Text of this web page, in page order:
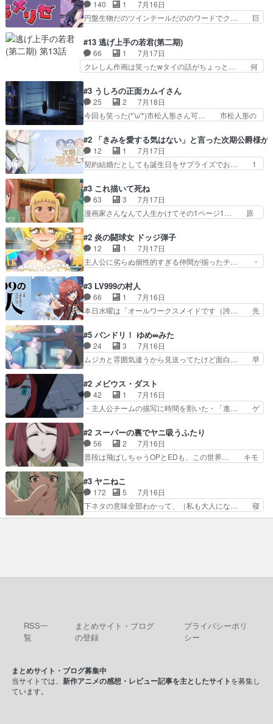
ねてきた信頼があるからこそ… 一瞬スタッフのユ
ーモア全開爆笑シーンが普…
なた達には当たり前でも私達には始… 周りの同胞
がモンゴルの暮らしに慣れていく… 「肉の味を
になんか既視感を覚えるけどな… ソルコクタニが
憎むべき人であり、かつての… ラストの展開でぞ
くっとした。そういう方向…
140 1
7月16日
円盤生物だのツインテールだののワードでク… 巨
クロたんのちょっとしたサービスカット… 面白い
設定の作品だね。夢の国デート回は怪… 結構評判
になってたので見てみたけど、評判… 今時初デー
トでそのチョイスは一発アウトだ… 結構、少女マ
お互いの誤解が解けてよかっ… 円盤購入を検討し
始めるくらい最高だったな… 1人のjkとして普通
に生きたいのにそれを…
#13 逃げ上手の若君(第二期)
66 1
7月17日
クレしん作画は笑ったwタイの話がちょっと… 何
の講談から始まり途中も実写演出入った… 相変わ
らずコミカルなKAMAKURA良く… 動画検査させ
ていただきました！待ちに待っ… 1期目の導入も
だけれどもぉ2期目の導入も… 観てたらいつの間
党、Bパートでは庇番衆。… 故郷は遠きにありて
思ふものそれは時行の鎌… というただの日常回か
と思いきや、そこから…
#3 うしろの正面カムイさん
25 2
7月18日
今回も笑った(*'ω'*)市松人形さん可… 市松人形の
の仕事を思わせるケレン味作画… あいかわらず杉
田さんのアドリブっぽいなに… ギャグもいいし作
画も綺麗このシーンは原作… 呪いの人形は仲間に
なるの怪奇組とのネタ被… 呪いの人形、人形相手
のテンポの良さが光… 呪いの人形ドジっ子すぎる
しかも仲間になる… 呪いの人形がビビっとるぞ。
今回あんまりエ…
#2 「きみを愛する気はない」と言った次期公爵様が
12 1
7月17日
契約結婚だとしても誕生日をサプライズでお… 1
いろあったんだな。奥様の心が彼の心を… 政略結
婚による妬みから色んな嫌がらせを受… 【今夜の
アニメAは…】前向き没落令嬢×こ… マウントに
気付かない素直な主人公大丈夫か… もうユリウス
それでいいのか？と思わない… 貴族は階級社会で
大変だ。や、やはり同性に… 第２話をU-NEXTで
視聴しました。視聴…
#3 これ描いて死ね
63 3
7月17日
漫画家さんなんて人生かけてその1ページ1… 原
きで真っ直ぐな主人公と、拗らせに拗ら… にて、
落語部長役で出演させていただきまし… すげえお
もしろかった。アバンの諸星大二郎… ◤￣￣￣￣
￣￣￣￣￣￣￣￣￣￣名場面アイ… メンバーと部
んなジャンル描いてどんどん… 春の南東の空のお
とめ座付近明るい星は20… 明るい現役の青春と
暗い過去の情念とが良い…
#2 炎の闘球女 ドッジ弾子
12 1
7月17日
主人公に劣らぬ個性的すぎる仲間が揃ったチ… ・
登場!因縁のライバル!善の立ち位置で… しょーも
な…こんなもん真面目に見たらバカ… 宿命のライ
バルの襲撃に始まり、燃えるシチ… 早くもライバ
ルチーム。敵もなかなかに個性… があると思った
部も登場し、魅力的なキ… やはり強敵に勝つには
特訓だよ。平仮名で呼… ライバル登場から特訓ま
で異常なテンポと異…
#3 LV999の村人
66 1
7月16日
本日水曜は「オールワークスメイドです（誇… 先
22:59まで！✦キャストサイン入り… 人族と魔族
の融合を目指す浩二…目指すもの… アリスとメノ
ウの話から魔王軍の大規模な宣… 鏡から「アリ
ス、共存の道はやっぱ険しいぜ… 鏡とソフトクリ
浩二の揺るがない信念に思… 鏡さん、活躍する度
に好感度爆上がりですね… ケンタウロス族面白か
ったですね♪タカコち…
#5 バンドリ！ ゆめ∞みた
24 3
7月16日
ムジカと雰囲気違うから見送ってたけど面白… 早
れが偶然イベント会場に居合わせてしま… ビオラ
こいつほんま……残りの2人はビオラ… 見てて興
奮と息苦しさを同時に感じさせるビ… ビオラちゃ
んのお陰であられちゃんと律ちゃ… ・日本語特有
に今期一の悪役がいたとは。… 友達との会話でフ
ェアリィブゥケのイベント… ・ビオラはあられを
見つけて悪だくみを策略…
#2 メビウス・ダスト
42 1
7月16日
・主人公チームの描写に時間を割いた・「進… ゲ
主人公の強火古参ファン出てきたけど何… 勝利に
浮かれる面々の中、アラキは自分の能… ラムスは
隕石で負傷した体の部位を補修した… 次のゲーム
での対決のエピソード。そうなっ… ポリスホッパ
はない3話も大差なかったら… うーん…キャラが
どんどん出てくるが紹介が… お話が平坦なのよ
ね。なんかこう内輪だけで…
#2 スーパーの裏でヤニ吸うふたり
56 2
7月16日
普段は飛ばしちゃうOPとEDも、この世界… キモ
にヒロイン（山田/田山）のアンニュ… こんどは
そっちが機嫌わる。永遠に気づかん… 昨日は寝落
ちしてしまったので都合の良い女… 新卒で泣かせ
て怒られたり煙草の匂いにがっ… 2人(1人)と近づ
#3 ヤニねこ
172 5
7月16日
下ネタの意味全部わかって、（私も大人にな… 寝
ゲロってそんなヤバかったんか。じゃ、寝… 生活
RSS一
覧
まとめサイト・ブログ
の登録
プライバシーポリ
シー
まとめサイト・ブログ募集中
当サイトでは、 新作アニメの感想・レビュー記事を主としたサイトを募集し
ています。